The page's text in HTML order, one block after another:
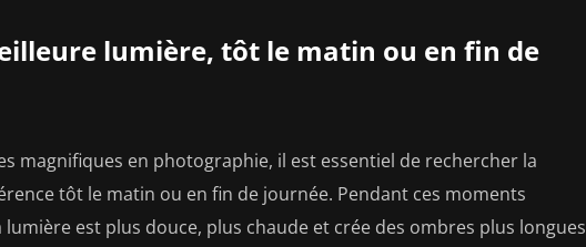
lumière, tôt le matin ou en fin de
magnifiques en photographie, il est essentiel de rechercher la
tôt le matin ou en fin de journée. Pendant ces moments
est plus douce, plus chaude et crée des ombres plus longues